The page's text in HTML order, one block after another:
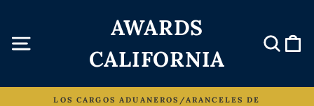
Navegación
AWARDS
CALIFORNIA
LOS CARGOS ADUANEROS/ARANCELES DE